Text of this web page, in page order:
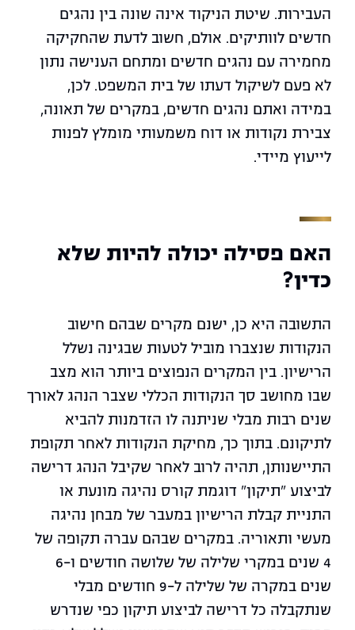
העבירות. שיטת הניקוד אינה שונה בין נהגים
חדשים לוותיקים. אולם, חשוב לדעת שהחקיקה
מחמירה עם נהגים חדשים ומתחם הענישה נתון
לא פעם לשיקול דעתו של בית המשפט. לכן,
במידה ואתם נהגים חדשים, במקרים של תאונה,
צבירת נקודות או דוח משמעותי מומלץ לפנות
לייעוץ מיידי.
האם פסילה יכולה להיות שלא
כדין?
התשובה היא כן, ישנם מקרים שבהם חישוב
הנקודות שנצברו מוביל לטעות שבגינה נשלל
הרישיון. בין המקרים הנפוצים ביותר הוא מצב
שבו מחושב סך הנקודות הכללי שצבר הנהג לאורך
שנים רבות מבלי שניתנה לו הזדמנות להביא
לתיקונם. בתוך כך, מחיקת הנקודות לאחר תקופת
התיישנותן, תהיה לרוב לאחר שקיבל הנהג דרישה
לביצוע "תיקון" דוגמת קורס נהיגה מונעת או
התניית קבלת הרישיון במעבר של מבחן נהיגה
מעשי ותאוריה. במקרים שבהם עברה תקופה של
4 שנים במקרי שלילה של שלושה חודשים ו-6
שנים במקרה של שלילה ל-9 חודשים מבלי
שנתקבלה כל דרישה לביצוע תיקון כפי שנדרש